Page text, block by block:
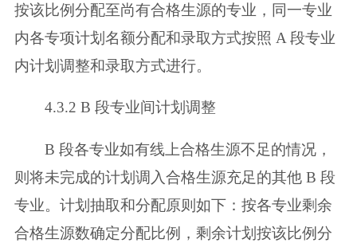
按该比例分配至尚有合格生源的专业，同一专业
内各专项计划名额分配和录取方式按照 A 段专业
内计划调整和录取方式进行。
4.3.2 B 段专业间计划调整
B 段各专业如有线上合格生源不足的情况，
则将未完成的计划调入合格生源充足的其他 B 段
专业。计划抽取和分配原则如下：按各专业剩余
合格生源数确定分配比例，剩余计划按该比例分